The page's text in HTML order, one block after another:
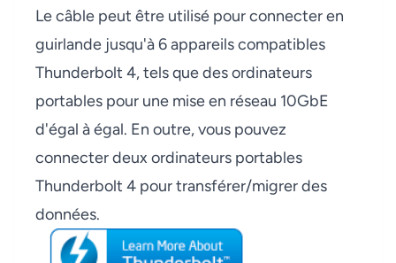
Le câble peut être utilisé pour connecter en
guirlande jusqu'à 6 appareils compatibles
Thunderbolt 4, tels que des ordinateurs
portables pour une mise en réseau 10GbE
d'égal à égal. En outre, vous pouvez
connecter deux ordinateurs portables
Thunderbolt 4 pour transférer/migrer des
données.